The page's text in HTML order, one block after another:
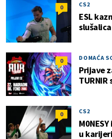
0 CS2
ESL
0 DOMAĆA
Prijave
0 CS2
u